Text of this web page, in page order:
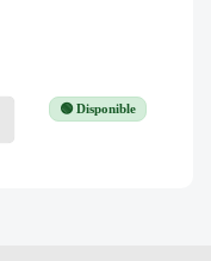
🟢 Disponible